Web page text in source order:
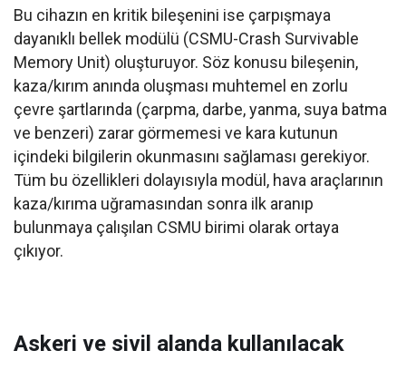
Bu cihazın en kritik bileşenini ise çarpışmaya
dayanıklı bellek modülü (CSMU-Crash Survivable
Memory Unit) oluşturuyor. Söz konusu bileşenin,
kaza/kırım anında oluşması muhtemel en zorlu
çevre şartlarında (çarpma, darbe, yanma, suya batma
ve benzeri) zarar görmemesi ve kara kutunun
içindeki bilgilerin okunmasını sağlaması gerekiyor.
Tüm bu özellikleri dolayısıyla modül, hava araçlarının
kaza/kırıma uğramasından sonra ilk aranıp
bulunmaya çalışılan CSMU birimi olarak ortaya
çıkıyor.
Askeri ve sivil alanda kullanılacak